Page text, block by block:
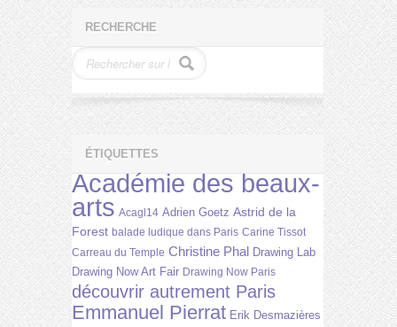
RECHERCHE
ÉTIQUETTES
Académie des beaux-
arts Acagl14 Adrien Goetz Astrid de la
Forest balade ludique dans Paris Carine Tissot
Carreau du Temple Christine Phal Drawing Lab
Drawing Now Art Fair Drawing Now Paris
découvrir autrement Paris
Emmanuel Pierrat Erik Desmazières